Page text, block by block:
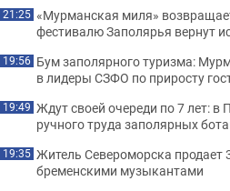
21:25 «Мурманская миля»
фестивалю Заполярья вернут
19:56 Бум заполярного туризма:
в лидеры СЗФО по приросту
19:49 Ждут своей очереди по 7 лет:
ручного труда заполярных
19:35 Житель Североморска продает
бременскими музыкантами